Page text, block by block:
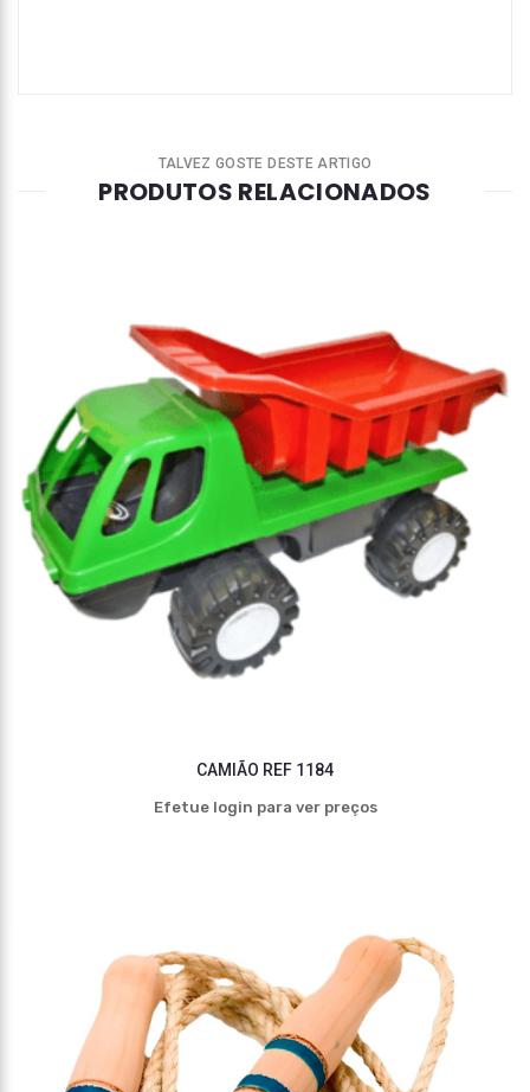
TALVEZ GOSTE DESTE ARTIGO
PRODUTOS RELACIONADOS
CAMIÃO REF 1184
Efetue login para ver preços